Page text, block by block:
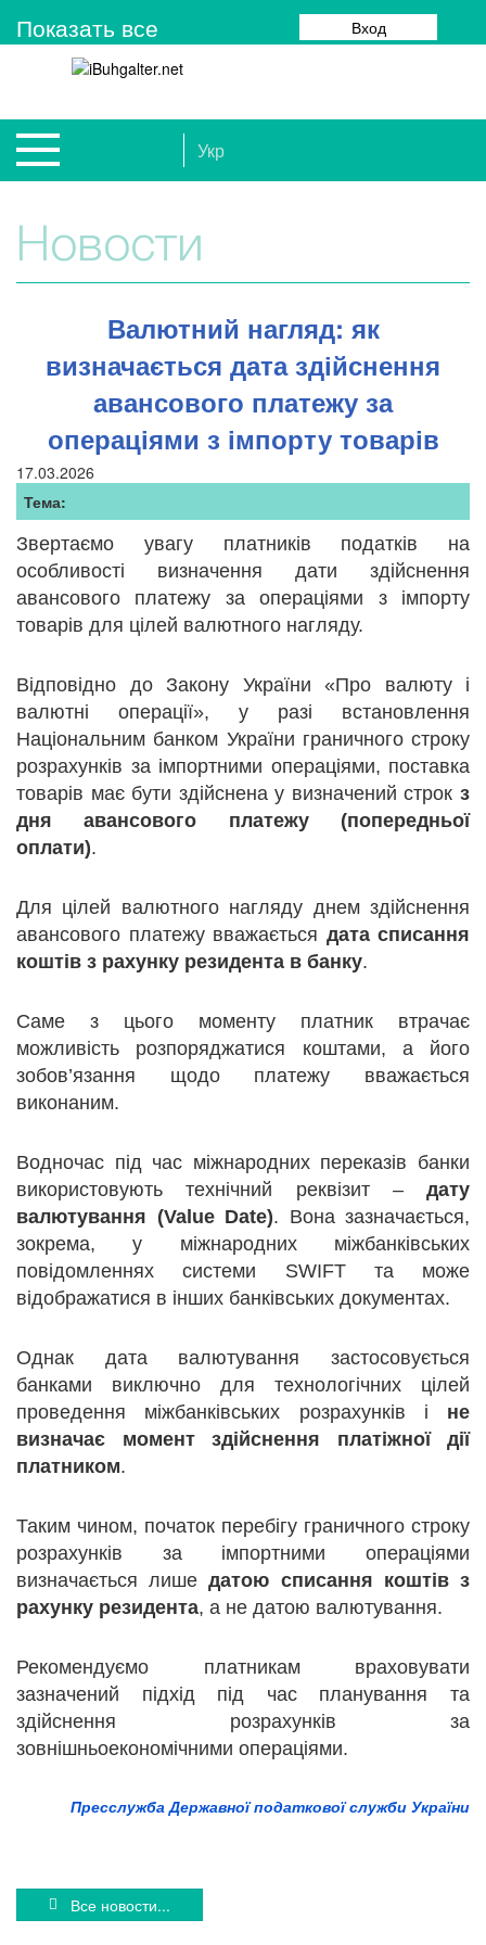
Показать все Вход
Укр
Новости
Валютний нагляд: як
визначається дата здійснення
авансового платежу за
операціями з імпорту товарів
17.03.2026
Тема:
Звертаємо увагу платників податків на
особливості визначення дати здійснення
авансового платежу за операціями з імпорту
товарів для цілей валютного нагляду.
Відповідно до Закону України «Про валюту і
валютні операції», у разі встановлення
Національним банком України граничного строку
розрахунків за імпортними операціями, поставка
товарів має бути здійснена у визначений строк з
дня авансового платежу (попередньої
оплати).
Для цілей валютного нагляду днем здійснення
авансового платежу вважається дата списання
коштів з рахунку резидента в банку.
Саме з цього моменту платник втрачає
можливість розпоряджатися коштами, а його
зобов’язання щодо платежу вважається
виконаним.
Водночас під час міжнародних переказів банки
використовують технічний реквізит – дату
валютування (Value Date). Вона зазначається,
зокрема, у міжнародних міжбанківських
повідомленнях системи SWIFT та може
відображатися в інших банківських документах.
Однак дата валютування застосовується
банками виключно для технологічних цілей
проведення міжбанківських розрахунків і не
визначає момент здійснення платіжної дії
платником.
Таким чином, початок перебігу граничного строку
розрахунків за імпортними операціями
визначається лишедатою списання коштів з
рахунку резидента, а не датою валютування.
Рекомендуємо платникам враховувати
зазначений підхід під час планування та
здійснення розрахунків за
зовнішньоекономічними операціями.
Пресслужба Державної податкової служби України
Все новости...